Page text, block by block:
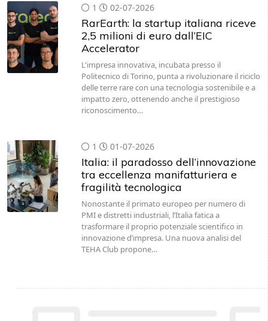
1 02-07-2026
RarEarth: la startup italiana riceve
2,5 milioni di euro dall’EIC
Accelerator
L'impresa innovativa, incubata presso il
Politecnico di Torino, punta a rivoluzionare il riciclo
delle terre rare con una tecnologia sostenibile e a
impatto zero, ottenendo anche il prestigioso
riconoscimento…
1 01-07-2026
Italia: il paradosso dell’innovazione
tra eccellenza manifatturiera e
fragilità tecnologica
Nonostante il primato europeo per numero di
PMI e distretti industriali, l’Italia fatica a
trasformare il proprio potenziale scientifico in
innovazione d’impresa. Una nuova analisi del
TEHA Club propone…